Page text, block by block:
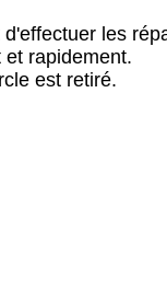
les
rapidement.
est retiré.